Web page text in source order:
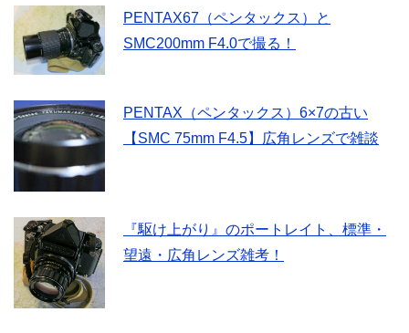
PENTAX67（ペンタックス）と
SMC200mm F4.0で撮る！
PENTAX（ペンタックス）6×7の古い
【SMC 75mm F4.5】広角レンズで雑談
『駆け上がり』のポートレイト、標準・
望遠・広角レンズ雑考！